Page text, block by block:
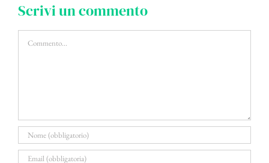
Scrivi un commento
Commento